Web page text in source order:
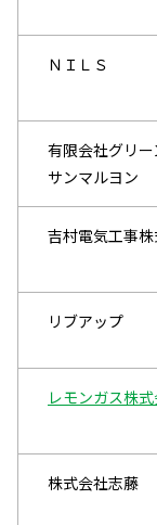
ＮＩＬＳ
有限会社グリ
サンマルヨン
吉村電気工事
リブアップ
レモンガス株
株式会社志藤